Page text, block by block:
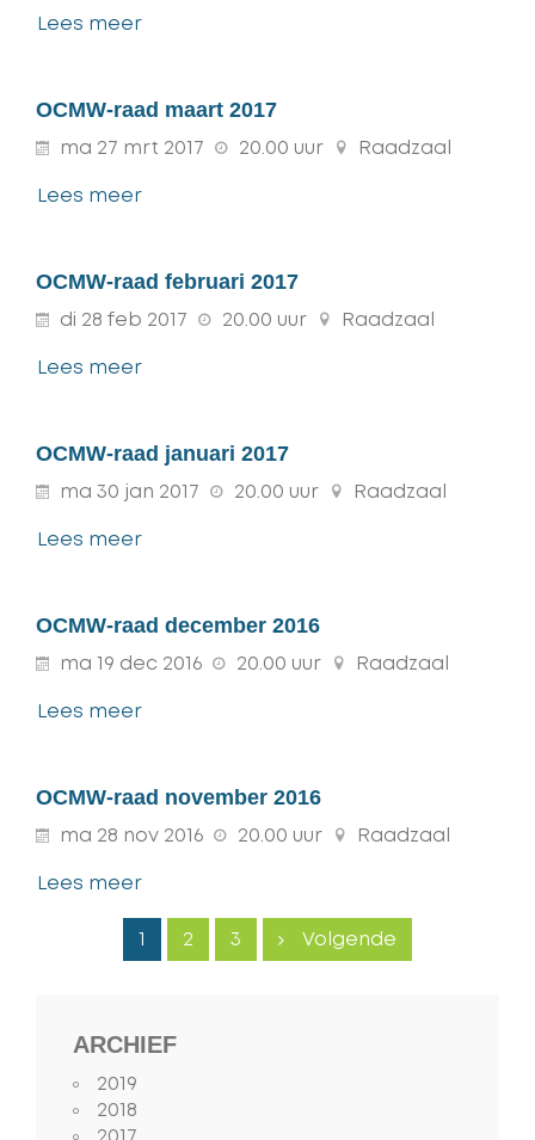
Lees meer
OCMW-raad maart 2017
ma 27 mrt 2017 20.00 uur Raadzaal
Lees meer
OCMW-raad februari 2017
di 28 feb 2017 20.00 uur Raadzaal
Lees meer
OCMW-raad januari 2017
ma 30 jan 2017 20.00 uur Raadzaal
Lees meer
OCMW-raad december 2016
ma 19 dec 2016 20.00 uur Raadzaal
Lees meer
OCMW-raad november 2016
ma 28 nov 2016 20.00 uur Raadzaal
Lees meer
1 2 3 Volgende
ARCHIEF
2019
2018